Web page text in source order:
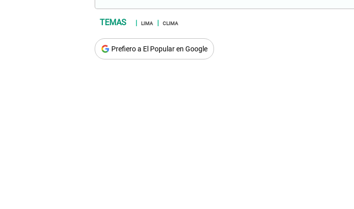
LIMA CLIMA
Prefiero a El Popular en Google